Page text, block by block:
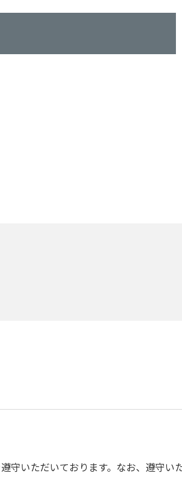
守いただいております。なお、遵守い